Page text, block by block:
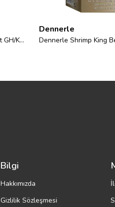
Dennerle Shrimp King Sulawesi Salt GH/KH+ 200gr
Dennerle
Dennerle Shrimp King
Bilgi
Hakkımızda
Gizlilik Sözleşmesi